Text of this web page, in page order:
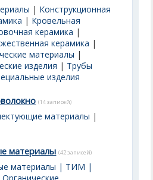
| Конструкционная
| Кровельная
керамика |
керамика |
материалы |
изделия | Трубы
изделия
(14 записей)
материалы |
материалы (42 записей)
материалы | ТИМ |